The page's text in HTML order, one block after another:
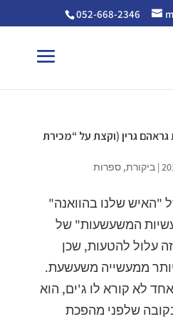
052-668-2346
גרין (וקצת על “מכירת
| ביקורת, ספרות
"האיש שלנו בהוואנה"
המשעשעות" של
עלול להטעות, שכן
ממעשייה משעשעת.
לא קורא לו ג'ים, הוא
שלפני מהפכת